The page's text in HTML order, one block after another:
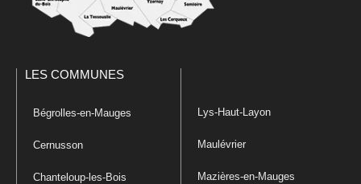
LES COMMUNES
Bégrolles-en-Mauges
Cernusson
Chanteloup-les-Bois
Lys-Haut-Layon
Maulévrier
Mazières-en-Mauges